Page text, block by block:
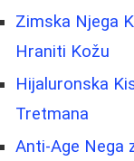
Zimska Njega
Hraniti Kožu
Hijaluronska
Tretmana
Anti-Age Nega